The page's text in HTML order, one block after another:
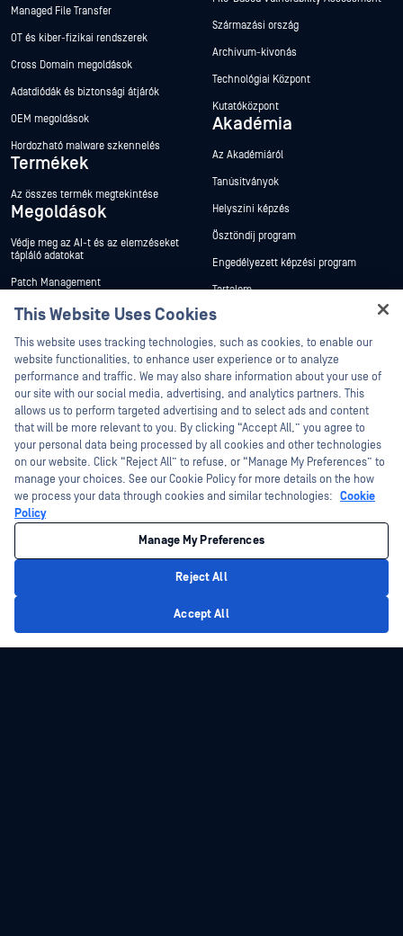
Managed File Transfer
OT és kiber-fizikai rendszerek
Cross Domain megoldások
Adatdiódák és biztonsági átjárók
OEM megoldások
Hordozható malware szkennelés
Termékek
Az összes termék megtekintése
Megoldások
Védje meg az AI-t és az elemzéseket
tápláló adatokat
Patch Management
Digitális bizonyítékok védelme a
bűnüldözésben
Kormány, védelem és hírszerzés
az Egyesült Államok szövetségi
kormánya
Energia
Pénzügy
Gyártás, termelés
Ügyfélszolgálat és
szolgáltatások
Műszaki ügyfélkapcsolat-kezelés
My OPSWAT felügyelete
Származási ország
Archívum-kivonás
Technológiai Központ
Kutatóközpont
Akadémia
Az Akadémiáról
Tanúsítványok
Helyszíni képzés
Ösztöndíj program
Engedélyezett képzési program
Tartalom
A vállalatról
Rólunk
Vezetői csapat
Ügyfelek
Hírlevél feliratkozás
Termékek megfelelősége és
tanúsítványok
Karrier
Kapcsolatfelvétel
Tartalom
Ügyfelek sikertörténetei
This Website Uses Cookies
This website uses tracking technologies, such as cookies, to enable our
website functionalities, to enhance user experience or to analyze
performance and traffic. We may also share information about your use of
our site with our social media, advertising, and analytics partners. This
allows us to perform targeted advertising and to select ads and content
that will be more relevant to you. By clicking “Accept All,” you agree to
your personal data being processed by all cookies and other technologies
on our website. Click “Reject All” to refuse, or “Manage My Preferences” to
manage your choices. See our Cookie Policy for more details on the how
we process your data through cookies and similar technologies: Cookie
Policy
Manage My Preferences
Reject All
Accept All
Hey there!
I'm Ozzy, your OPSWAT virtual assistant.
How can I help you secure what's critical
today?